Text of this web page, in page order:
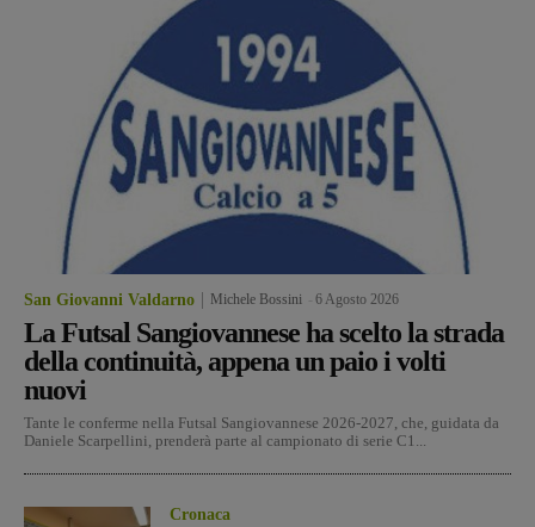
San Giovanni Valdarno Michele Bossini 6 Agosto 2026
La Futsal Sangiovannese ha scelto la strada
della continuità, appena un paio i volti
nuovi
Tante le conferme nella Futsal Sangiovannese 2026-2027, che, guidata da
Daniele Scarpellini, prenderà parte al campionato di serie C1...
Cronaca